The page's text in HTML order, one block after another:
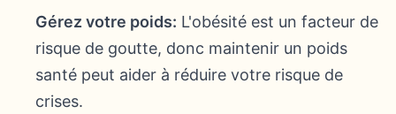
Gérez votre poids: L'obésité est un facteur de
risque de goutte, donc maintenir un poids
santé peut aider à réduire votre risque de
crises.